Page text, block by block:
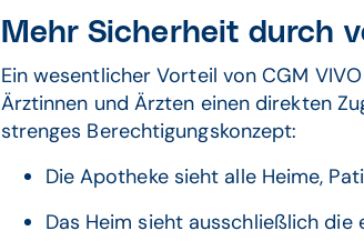
Mehr Sicherheit durch
Ein wesentlicher Vorteil von CGM
Ärztinnen und Ärzten einen direkten
strenges Berechtigungskonzept:
Die Apotheke sieht alle Heime,
Das Heim sieht ausschließlich die